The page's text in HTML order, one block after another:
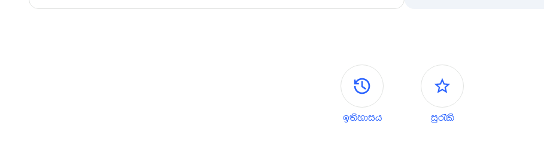
පැති පැනල
ඉතිහාසය සුරැකි